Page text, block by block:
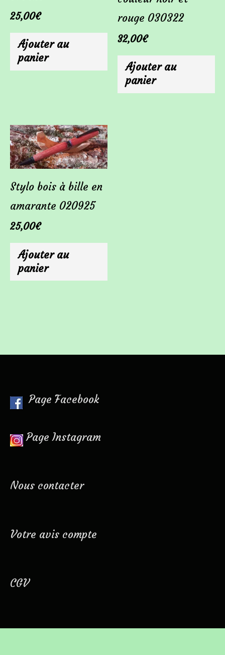
25,00€
Ajouter au
panier
rouge 030322
32,00€
Ajouter au
panier
Stylo bois à bille en
amarante 020925
25,00€
Ajouter au
panier
Page Facebook
Page Instagram
Nous contacter
Votre avis compte
CGV